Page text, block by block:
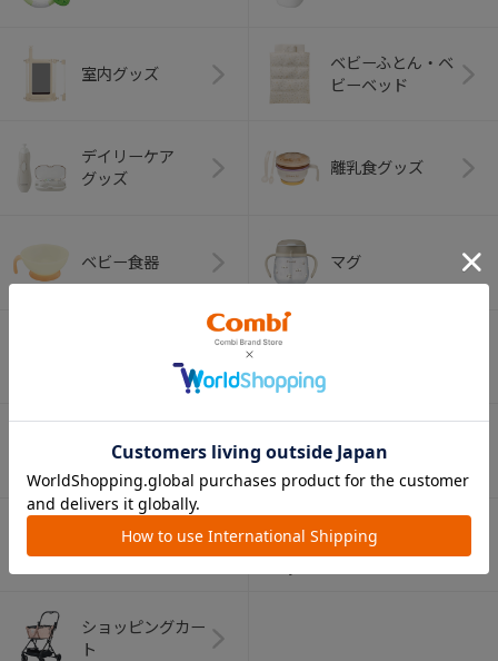
室内グッズ
ベビーふとん・ベ
ビーベッド
デイリーケア
グッズ
離乳食グッズ
ベビー食器 マグ
ン・フォーク
（お口のケア）
ベビートイ
アウトドアグッズ
（ヘルメット）
ペット用品
ショッピングカー
ト